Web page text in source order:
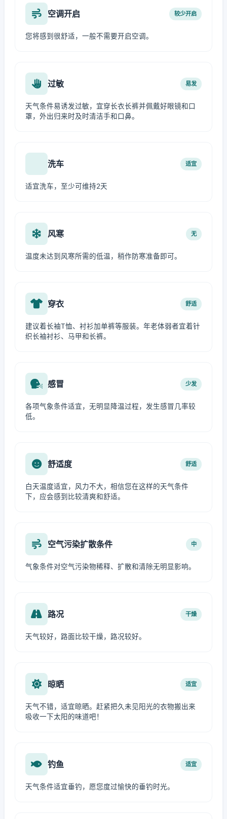
空调开启 较少开启
您将感到很舒适，一般不需要开启空调。
过敏 易发
天气条件易诱发过敏，宜穿长衣长裤并佩戴好眼镜和口
罩，外出归来时及时清洁手和口鼻。
洗车 适宜
适宜洗车，至少可维持2天
风寒 无
温度未达到风寒所需的低温，稍作防寒准备即可。
穿衣 舒适
建议着长袖T恤、衬衫加单裤等服装。年老体弱者宜着针
织长袖衬衫、马甲和长裤。
感冒 少发
各项气象条件适宜，无明显降温过程，发生感冒几率较
低。
舒适度 舒适
白天温度适宜，风力不大，相信您在这样的天气条件
下，应会感到比较清爽和舒适。
空气污染扩散条件 中
气象条件对空气污染物稀释、扩散和清除无明显影响。
路况 干燥
天气较好，路面比较干燥，路况较好。
晾晒 适宜
天气不错，适宜晾晒。赶紧把久未见阳光的衣物搬出来
吸收一下太阳的味道吧！
钓鱼 适宜
天气条件适宜垂钓，愿您度过愉快的垂钓时光。